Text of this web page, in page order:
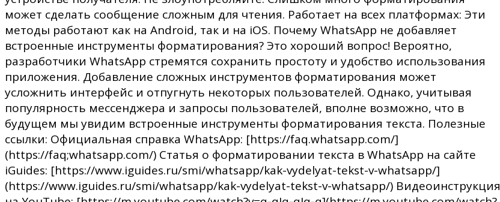
может сделать сообщение сложным для чтения. Работает на всех платформах: Эти
методы работают как на Android, так и на iOS. Почему WhatsApp не добавляет
встроенные инструменты форматирования? Это хороший вопрос! Вероятно,
разработчики WhatsApp стремятся сохранить простоту и удобство использования
приложения. Добавление сложных инструментов форматирования может
усложнить интерфейс и отпугнуть некоторых пользователей. Однако, учитывая
популярность мессенджера и запросы пользователей, вполне возможно, что в
будущем мы увидим встроенные инструменты форматирования текста. Полезные
ссылки: Официальная справка WhatsApp: [https://faq.whatsapp.com/]
(https://faq;whatsapp.com/) Статья о форматировании текста в WhatsApp на сайте
iGuides: [https://www.iguides.ru/smi/whatsapp/kak-vydelyat-tekst-v-whatsapp/]
(https://www.iguides.ru/smi/whatsapp/kak-vydelyat-tekst-v-whatsapp/) Видеоинструкция